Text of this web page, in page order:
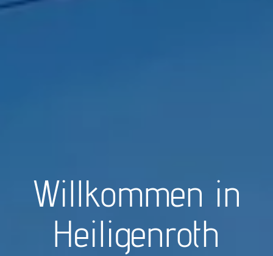
Willkommen in
Heiligenroth